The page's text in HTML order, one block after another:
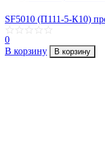
SF5010 (П111-5-К10)
0
В корзину
В корзину